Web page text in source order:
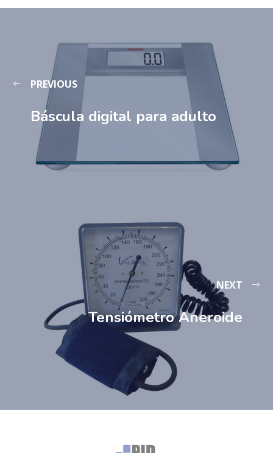
PREVIOUS
Báscula digital para adulto
NEXT
Tensiómetro Aneroide